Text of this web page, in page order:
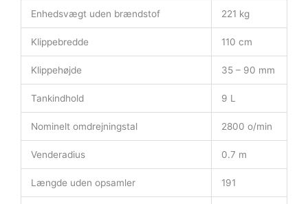
Enhedsvægt uden brændstof 221 kg
Klippebredde 110 cm
Klippehøjde 35 – 90 mm
Tankindhold 9 L
Nominelt omdrejningstal 2800 o/min
Venderadius 0.7 m
Længde uden opsamler 191